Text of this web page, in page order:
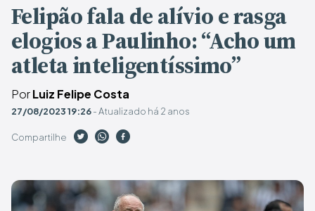
Felipão fala de alívio e rasga
elogios a Paulinho: “Acho um
atleta inteligentíssimo”
PorLuiz Felipe Costa
27/08/2023 19:26- Atualizado há 2 anos
Compartilhe